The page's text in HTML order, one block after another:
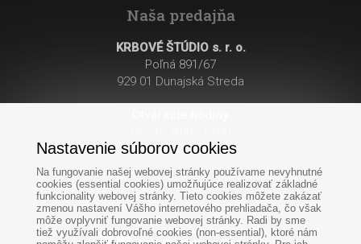
Naša predajňa
KRBOVÉ ŠTÚDIO s. r. o.
Poľná 891/67
929 01 Dunajská Streda
So: 8:00 - 12:00
Nastavenie súborov cookies
Na fungovanie našej webovej stránky používame nevyhnutné
cookies (essential cookies) umožňujúce realizovať základné
funkcionality webovej stránky. Tieto cookies môžete zakázať
zmenou nastavení Vášho internetového prehliadača, čo však
môže ovplyvniť fungovanie webovej stránky. Radi by sme
tiež využívali dobrovoľné cookies (non-essential), ktoré nám